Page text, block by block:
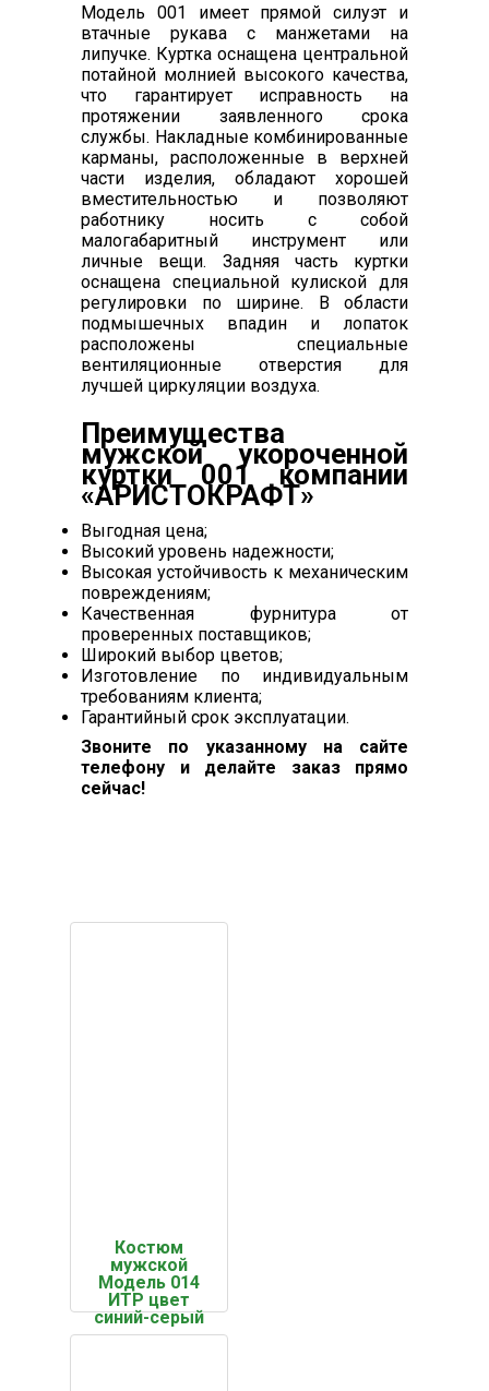
Модель 001 имеет прямой силуэт и
втачные рукава с манжетами на
липучке. Куртка оснащена центральной
потайной молнией высокого качества,
что гарантирует исправность на
протяжении заявленного срока
службы. Накладные комбинированные
карманы, расположенные в верхней
части изделия, обладают хорошей
вместительностью и позволяют
работнику носить с собой
малогабаритный инструмент или
личные вещи. Задняя часть куртки
оснащена специальной кулиской для
регулировки по ширине. В области
подмышечных впадин и лопаток
расположены специальные
вентиляционные отверстия для
лучшей циркуляции воздуха.
Преимущества
мужской укороченной
куртки 001 компании
«АРИСТОКРАФТ»
Выгодная цена;
Высокий уровень надежности;
Высокая устойчивость к механическим
повреждениям;
Качественная фурнитура от
проверенных поставщиков;
Широкий выбор цветов;
Изготовление по индивидуальным
требованиям клиента;
Гарантийный срок эксплуатации.
Звоните по указанному на сайте
телефону и делайте заказ прямо
сейчас!
Костюм
мужской
Модель 014
ИТР цвет
синий-серый